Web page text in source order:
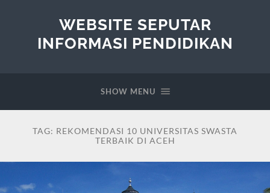
WEBSITE SEPUTAR
INFORMASI PENDIDIKAN
SHOW MENU
TAG: REKOMENDASI 10 UNIVERSITAS SWASTA
TERBAIK DI ACEH